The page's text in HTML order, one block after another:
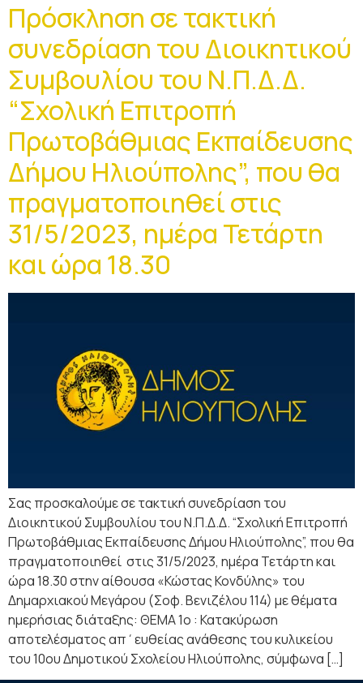
Πρόσκληση σε τακτική
συνεδρίαση του Διοικητικού
Συμβουλίου του Ν.Π.Δ.Δ.
“Σχολική Επιτροπή
Πρωτοβάθμιας Εκπαίδευσης
Δήμου Ηλιούπολης”, που θα
πραγματοποιηθεί στις
31/5/2023, ημέρα Τετάρτη
και ώρα 18.30
Σας προσκαλούμε σε τακτική συνεδρίαση του
Διοικητικού Συμβουλίου του Ν.Π.Δ.Δ. “Σχολική Επιτροπή
Πρωτοβάθμιας Εκπαίδευσης Δήμου Ηλιούπολης”, που θα
πραγματοποιηθεί στις 31/5/2023, ημέρα Τετάρτη και
ώρα 18.30 στην αίθουσα «Κώστας Κονδύλης» του
Δημαρχιακού Μεγάρου (Σοφ. Βενιζέλου 114) με θέματα
ημερήσιας διάταξης: ΘΕΜΑ 1ο : Κατακύρωση
αποτελέσματος απ΄ευθείας ανάθεσης του κυλικείου
του 10ου Δημοτικού Σχολείου Ηλιούπολης, σύμφωνα […]